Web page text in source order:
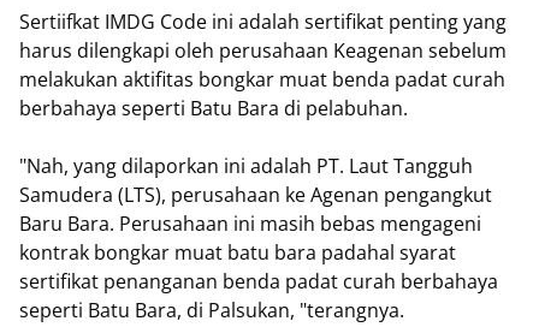
Sertiifkat IMDG Code ini adalah sertifikat penting yang
harus dilengkapi oleh perusahaan Keagenan sebelum
melakukan aktifitas bongkar muat benda padat curah
berbahaya seperti Batu Bara di pelabuhan.
"Nah, yang dilaporkan ini adalah PT. Laut Tangguh
Samudera (LTS), perusahaan ke Agenan pengangkut
Baru Bara. Perusahaan ini masih bebas mengageni
kontrak bongkar muat batu bara padahal syarat
sertifikat penanganan benda padat curah berbahaya
seperti Batu Bara, di Palsukan, "terangnya.